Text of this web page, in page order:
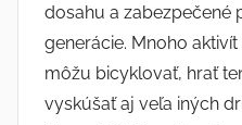
dosahu a zabezpečené
generácie. Mnoho
môžu bicyklovať, hrať
vyskúšať aj veľa iných